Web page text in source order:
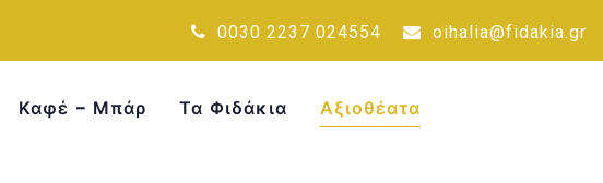
0030 2237 024554 oihalia@fidakia.gr
Καφέ – Μπάρ Τα Φιδάκια Αξιοθέατα